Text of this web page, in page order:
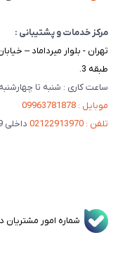
مرکز خدمات و پشتیبانی :
طبقه 3.
ساعت کاری : شنبه تا چهارشنبه ٫ 10 صبح الی 5 عصر
موبایل : 09963781878
تلفن : 02122913970
داخلی 219 و 217 - داخلی مستقیم بخش فنی 201
شماره امور مشتریان در